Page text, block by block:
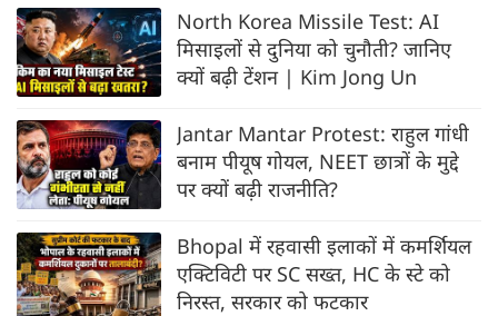
North Korea Missile Test: AI
मिसाइलों से दुनिया को चुनौती? जानिए
क्यों बढ़ी टेंशन | Kim Jong Un
Jantar Mantar Protest: राहुल गांधी
बनाम पीयूष गोयल, NEET छात्रों के मुद्दे
पर क्यों बढ़ी राजनीति?
Bhopal में रहवासी इलाकों में कमर्शियल
एक्टिविटी पर SC सख्त, HC के स्टे को
निरस्त, सरकार को फटकार